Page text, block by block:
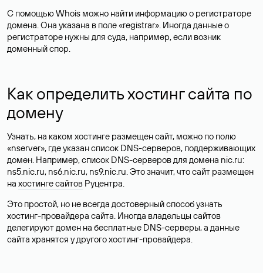
С помощью Whois можно найти информацию о регистраторе
домена. Она указана в поле «registrar». Иногда данные о
регистраторе нужны для суда, например, если возник
доменный спор.
Как определить хостинг сайта по
домену
Узнать, на каком хостинге размещен сайт, можно по полю
«nserver», где указан список DNS-серверов, поддерживающих
домен. Например, список DNS-серверов для домена nic.ru:
ns5.nic.ru, ns6.nic.ru, ns9.nic.ru. Это значит, что сайт размещен
на хостинге сайтов Руцентра.
Это простой, но не всегда достоверный способ узнать
хостинг-провайдера сайта. Иногда владельцы сайтов
делегируют домен на бесплатные DNS-серверы, а данные
сайта хранятся у другого хостинг-провайдера.